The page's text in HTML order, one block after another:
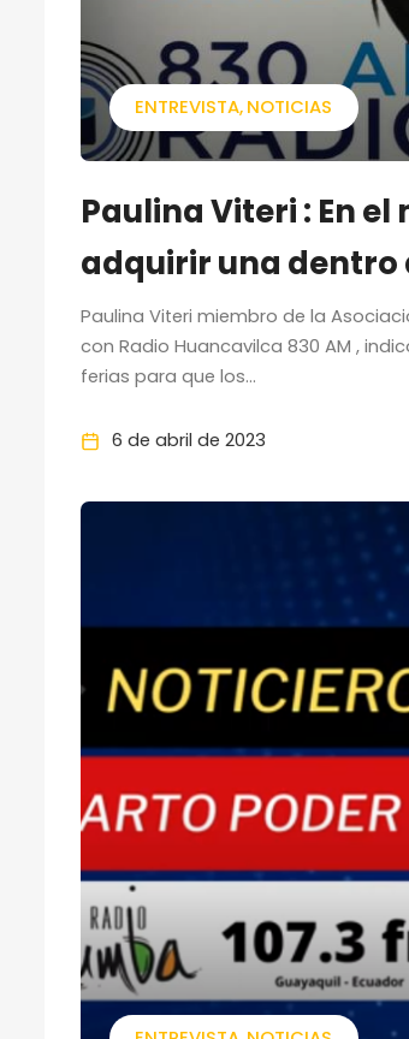
ENTREVISTA NOTICIAS
Paulina Viteri : En
adquirir una dentro
Paulina Viteri miembro de la
con Radio Huancavilca 830 AM ,
ferias para que los...
6 de abril de 2023